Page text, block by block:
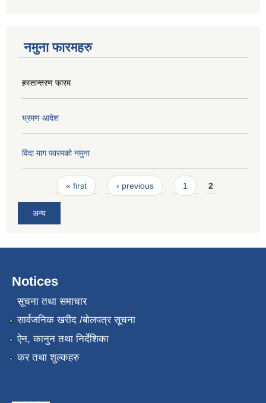
नमुना फारमहरु
हस्तान्तरण फारम
भ्रमण आदेश
विदा माग फारमको नमुना
Pages« first ‹ previous 1 2
अन्य
Notices
सूचना तथा समाचार
सार्वजनिक खरीद /बोलपत्र सूचना
ऐन, कानुन तथा निर्देशिका
कर तथा शुल्कहरु